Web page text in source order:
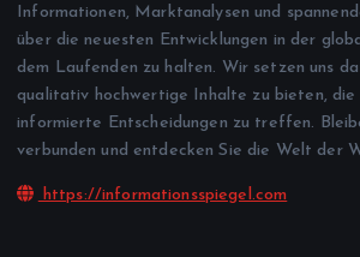
Informationen, Marktanalysen und
über die neuesten Entwicklungen in der
dem Laufenden zu halten. Wir setzen uns
qualitativ hochwertige Inhalte zu bieten, die
informierte Entscheidungen zu treffen.
verbunden und entdecken Sie die Welt der
https://informationsspiegel.com